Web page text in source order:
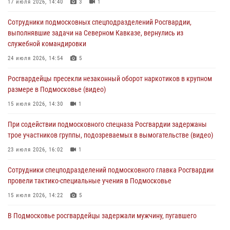
05 августа 2026, 15:48
Сотрудники спецподразделения подмосковного главка Росгвардии
отработали навыки огневой подготовки на комплексных учениях
04 августа 2026, 12:21
сигналам «Тревога» с охраняемых объектов в Подмосковье
04 августа 2026, 12:15
(видео)
03 августа 2026, 15:32
17 июля 2026, 14:40 3 1
Сотрудники подмосковных спецподразделений Росгвардии,
выполнявшие задачи на Северном Кавказе, вернулись из
служебной командировки
24 июля 2026, 14:54 5
Росгвардейцы пресекли незаконный оборот наркотиков в крупном
размере в Подмосковье (видео)
15 июля 2026, 14:30 1
При содействии подмосковного спецназа Росгвардии задержаны
трое участников группы, подозреваемых в вымогательстве (видео)
23 июля 2026, 16:02 1
Сотрудники спецподразделений подмосковного главка Росгвардии
провели тактико-специальные учения в Подмосковье
15 июля 2026, 14:22 5
В Подмосковье росгвардейцы задержали мужчину, пугавшего